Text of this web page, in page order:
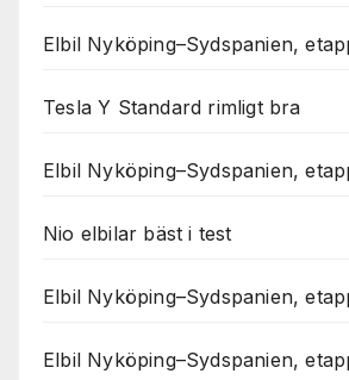
Elbil Nyköping–Sydspanien,
Tesla Y Standard rimligt bra
Elbil Nyköping–Sydspanien,
Nio elbilar bäst i test
Elbil Nyköping–Sydspanien,
Elbil Nyköping–Sydspanien,